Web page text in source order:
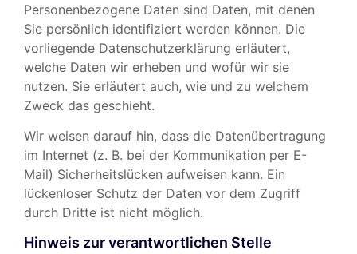
Personenbezogene Daten sind Daten, mit denen
Sie persönlich identifiziert werden können. Die
vorliegende Datenschutzerklärung erläutert,
welche Daten wir erheben und wofür wir sie
nutzen. Sie erläutert auch, wie und zu welchem
Zweck das geschieht.
Wir weisen darauf hin, dass die Datenübertragung
im Internet (z. B. bei der Kommunikation per E-
Mail) Sicherheitslücken aufweisen kann. Ein
lückenloser Schutz der Daten vor dem Zugriff
durch Dritte ist nicht möglich.
Hinweis zur verantwortlichen Stelle